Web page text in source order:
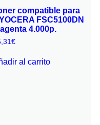
compatible para
FSC5100DN
4.000p.
€
al carrito